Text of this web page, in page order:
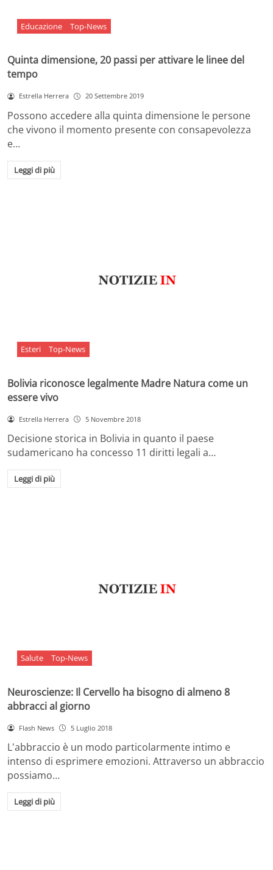
Educazione Top-News
Quinta dimensione, 20 passi per attivare le linee del
tempo
Estrella Herrera 20 Settembre 2019
Possono accedere alla quinta dimensione le persone
che vivono il momento presente con consapevolezza
e…
Leggi di più
Esteri Top-News
Bolivia riconosce legalmente Madre Natura come un
essere vivo
Estrella Herrera 5 Novembre 2018
Decisione storica in Bolivia in quanto il paese
sudamericano ha concesso 11 diritti legali a…
Leggi di più
Salute Top-News
Neuroscienze: Il Cervello ha bisogno di almeno 8
abbracci al giorno
Flash News 5 Luglio 2018
L'abbraccio è un modo particolarmente intimo e
intenso di esprimere emozioni. Attraverso un abbraccio
possiamo…
Leggi di più